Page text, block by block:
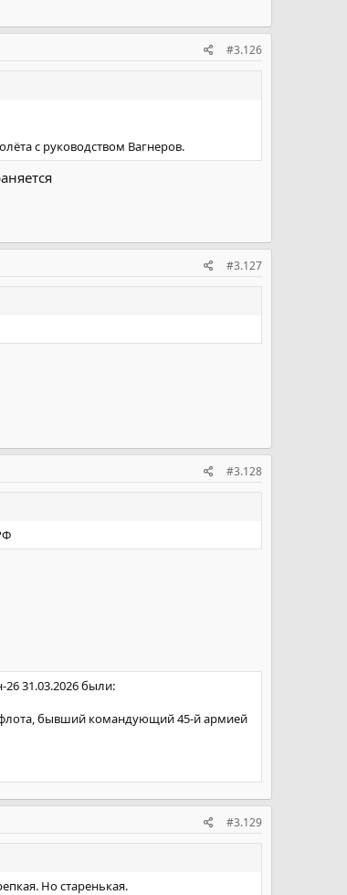
#3.126
с руководством Вагнеров.
#3.127
#3.128
31.03.2026 были:
флота, бывший командующий 45-й армией
#3.129
Но старенькая.